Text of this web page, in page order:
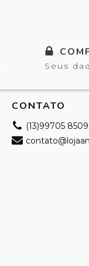
Seus
CONTATO
(13)99705 8509